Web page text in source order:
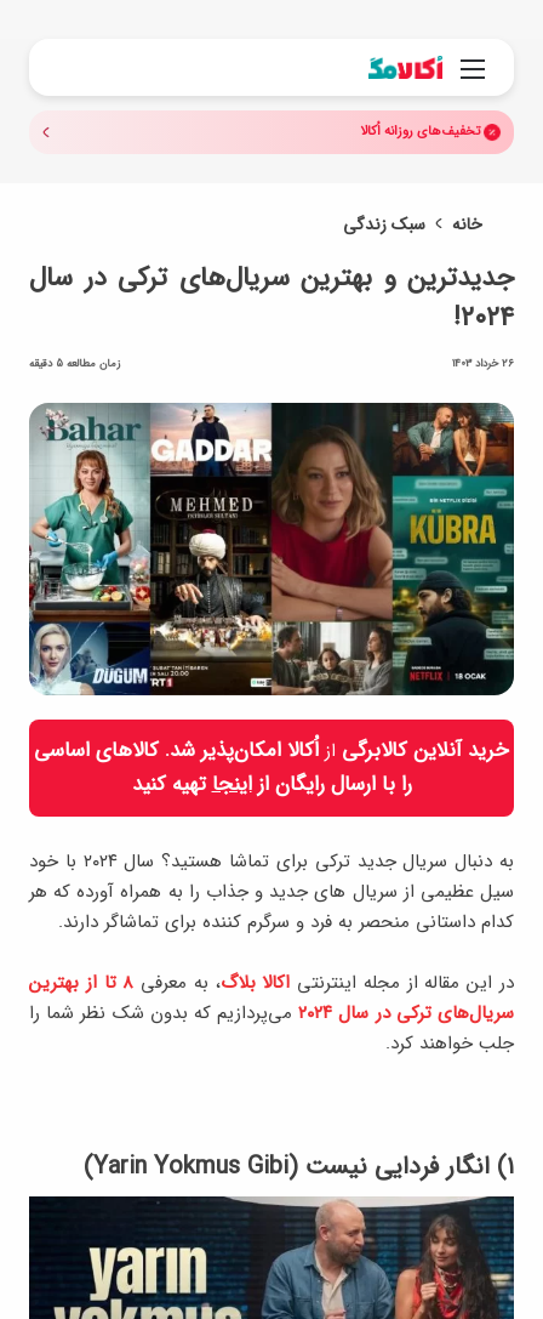
منو
تخفیف‌های روزانه اُکالا
خانه سبک زندگی
جدیدترین و بهترین سریال‌های ترکی در سال
۲۰۲۴!
26 خرداد 1403 زمان مطالعه 5 دقیقه
خرید آنلاین کالابرگی از اُکالا امکان‌پذیر شد. کالاهای اساسی
را با ارسال رایگان ازاینجاتهیه کنید
به دنبال سریال جدید ترکی برای تماشا هستید؟ سال ۲۰۲۴ با خود
سیل عظیمی از سریال های جدید و جذاب را به همراه آورده که هر
کدام داستانی منحصر به فرد و سرگرم کننده برای تماشاگر دارند.
در این مقاله از مجله اینترنتی اکالا بلاگ، به معرفی
8 تا از بهترین
سریال‌های ترکی در سال ۲۰۲۴
می‌پردازیم که بدون شک نظر شما را
جلب خواهند کرد.
۱) انگار فردایی نیست (Yarin Yokmus Gibi)